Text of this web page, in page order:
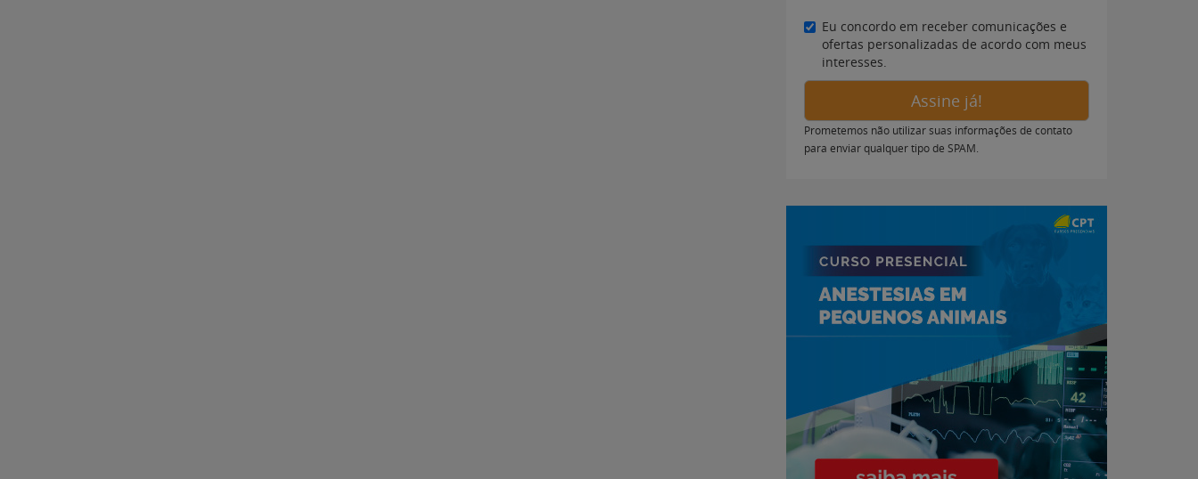
Eu concordo em receber comunicações e
ofertas personalizadas de acordo com meus
interesses.
Assine já!
Prometemos não utilizar suas informações de contato
para enviar qualquer tipo de SPAM.